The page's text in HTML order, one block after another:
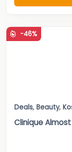
-46%
Deals, Beauty,
Clinique